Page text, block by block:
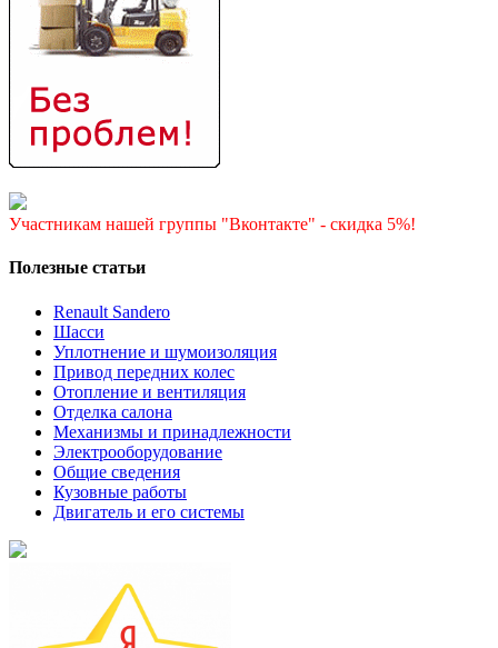
Участникам нашей группы "Вконтакте" - скидка 5%!
Полезные статьи
Renault Sandero
Шасси
Уплотнение и шумоизоляция
Привод передних колес
Отопление и вентиляция
Отделка салона
Механизмы и принадлежности
Электрооборудование
Общие сведения
Кузовные работы
Двигатель и его системы